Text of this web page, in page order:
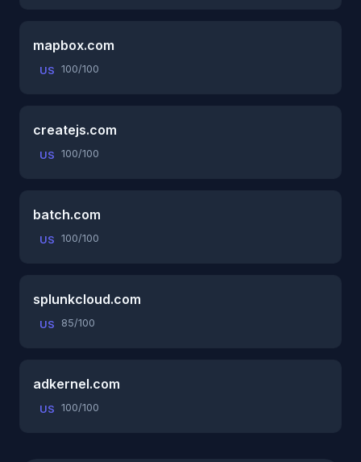
mapbox.com
US 100/100
createjs.com
US 100/100
batch.com
US 100/100
splunkcloud.com
US 85/100
adkernel.com
US 100/100